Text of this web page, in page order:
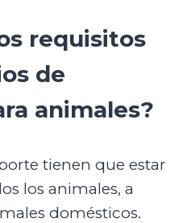
requisitos
de
animales?
tienen que estar
los animales, a
domésticos.